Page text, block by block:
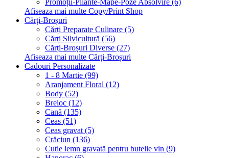
Promoții-Pliante-Mape-Poze Absolvire (6)
Afiseaza mai multe Copy/Print Shop
Cărți-Broșuri
Cărți Preparate Culinare (5)
Cărți Silvicultură (56)
Cărți-Broșuri Diverse (27)
Afiseaza mai multe Cărți-Broșuri
Cadouri Personalizate
1 - 8 Martie (99)
Aranjament Floral (12)
Body (52)
Breloc (12)
Cană (135)
Ceas (51)
Ceas gravat (5)
Crăciun (136)
Cutie lemn gravată pentru butelie vin (9)